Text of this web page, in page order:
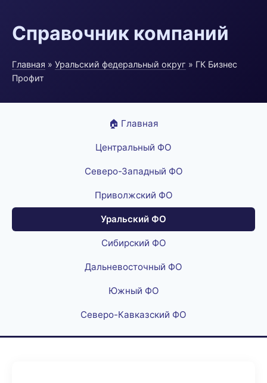
Справочник компаний
Главная » Уральский федеральный округ » ГК Бизнес
Профит
🏠 Главная
Центральный ФО
Северо-Западный ФО
Приволжский ФО
Уральский ФО
Сибирский ФО
Дальневосточный ФО
Южный ФО
Северо-Кавказский ФО